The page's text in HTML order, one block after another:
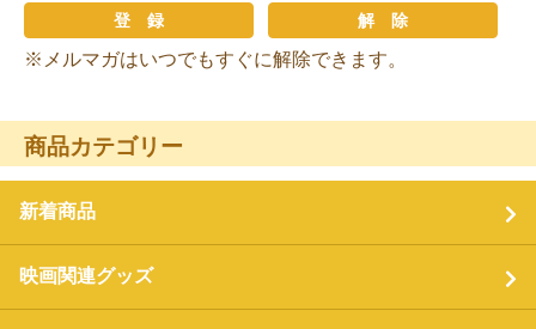
※メルマガはいつでもすぐに解除できます。
商品カテゴリー
新着商品
映画関連グッズ